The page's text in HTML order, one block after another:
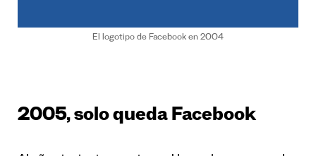
El logotipo de Facebook en 2004
2005, solo queda Facebook